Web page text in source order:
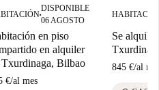
■
DISPONIBLE
06 AGOSTO
en piso
en alquiler
Txurdinaga, Bilbao
€/al mes
Se alquila
845 €/al